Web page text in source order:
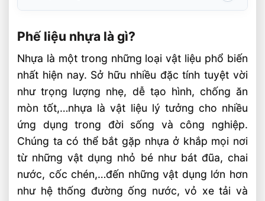
Phân loại phế liệu nhựa
Phế liệu nhựa PET
Phế liệu nhựa HDFE
Phế liệu nhựa PVC
Phế liệu nhựa LDFE
Phế liệu nhựa PP
Phế liệu nhựa PS
Ý Nghĩa Của Việc Thu Mua Phế Liệu Nhựa
Bảo vệ môi trường
Phế liệu nhựa là gì?
Nhựa là một trong những loại vật liệu phổ biến
nhất hiện nay. Sở hữu nhiều đặc tính tuyệt vời
như trọng lượng nhẹ, dễ tạo hình, chống ăn
mòn tốt,…nhựa là vật liệu lý tưởng cho nhiều
ứng dụng trong đời sống và công nghiệp.
Chúng ta có thể bắt gặp nhựa ở khắp mọi nơi
từ những vật dụng nhỏ bé như bát đũa, chai
nước, cốc chén,…đến những vật dụng lớn hơn
như hệ thống đường ống nước, vỏ xe tải và